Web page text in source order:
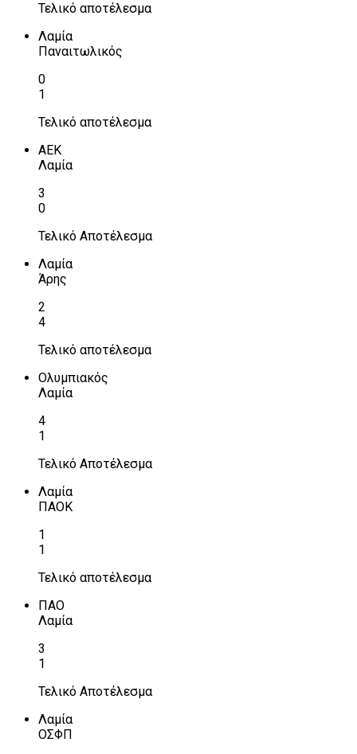
Τελικό αποτέλεσμα
Λαμία
Παναιτωλικός
0
1
Τελικό αποτέλεσμα
ΑΕΚ
Λαμία
3
0
Τελικό Αποτέλεσμα
Λαμία
Άρης
2
4
Τελικό αποτέλεσμα
Ολυμπιακός
Λαμία
4
1
Τελικό Αποτέλεσμα
Λαμία
ΠΑΟΚ
1
1
Τελικό αποτέλεσμα
ΠΑΟ
Λαμία
3
1
Τελικό Αποτέλεσμα
Λαμία
ΟΣΦΠ